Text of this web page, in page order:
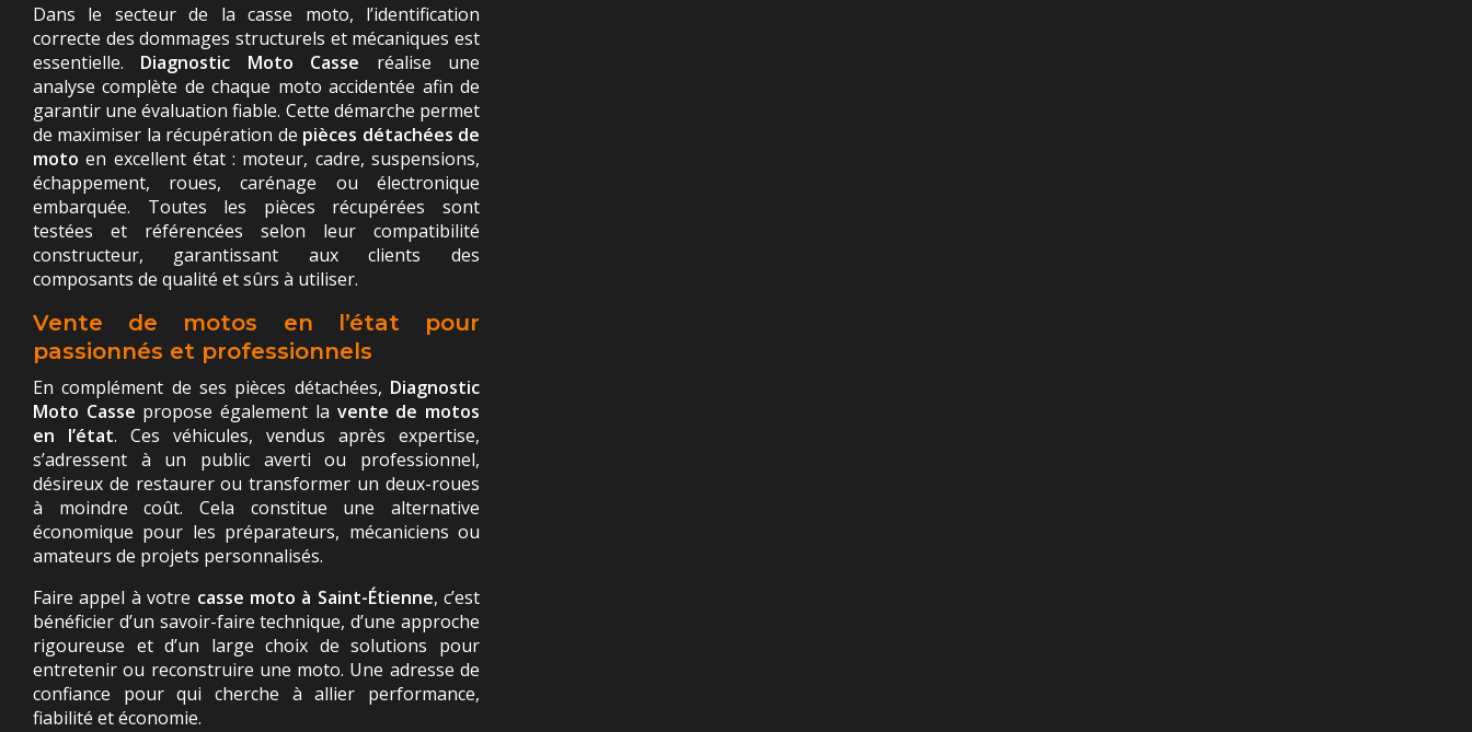
Dans le secteur de la casse moto, l’identification
correcte des dommages structurels et mécaniques est
essentielle. Diagnostic Moto Casse réalise une
analyse complète de chaque moto accidentée afin de
garantir une évaluation fiable. Cette démarche permet
de maximiser la récupération de pièces détachées de
moto en excellent état : moteur, cadre, suspensions,
échappement, roues, carénage ou électronique
embarquée. Toutes les pièces récupérées sont
testées et référencées selon leur compatibilité
constructeur, garantissant aux clients des
composants de qualité et sûrs à utiliser.
Vente de motos en l’état pour
passionnés et professionnels
En complément de ses pièces détachées, Diagnostic
Moto Casse propose également la vente de motos
en l’état. Ces véhicules, vendus après expertise,
s’adressent à un public averti ou professionnel,
désireux de restaurer ou transformer un deux-roues
à moindre coût. Cela constitue une alternative
économique pour les préparateurs, mécaniciens ou
amateurs de projets personnalisés.
Faire appel à votre casse moto à Saint-Étienne, c’est
bénéficier d’un savoir-faire technique, d’une approche
rigoureuse et d’un large choix de solutions pour
entretenir ou reconstruire une moto. Une adresse de
confiance pour qui cherche à allier performance,
fiabilité et économie.